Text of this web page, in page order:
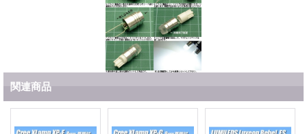
関連商品